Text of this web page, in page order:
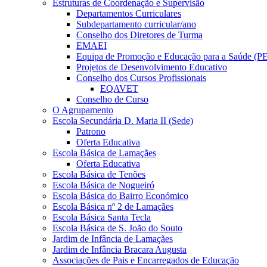
Estruturas de Coordenação e Supervisão
Departamentos Curriculares
Subdepartamento curricular/ano
Conselho dos Diretores de Turma
EMAEI
Equipa de Promoção e Educação para a Saúde
Projetos de Desenvolvimento Educativo
Conselho dos Cursos Profissionais
EQAVET
Conselho de Curso
O Agrupamento
Escola Secundária D. Maria II (Sede)
Patrono
Oferta Educativa
Escola Básica de Lamaçães
Oferta Educativa
Escola Básica de Tenões
Escola Básica de Nogueiró
Escola Básica do Bairro Económico
Escola Básica nº 2 de Lamaçães
Escola Básica Santa Tecla
Escola Básica de S. João do Souto
Jardim de Infância de Lamaçães
Jardim de Infância Bracara Augusta
Associações de Pais e Encarregados de Educação